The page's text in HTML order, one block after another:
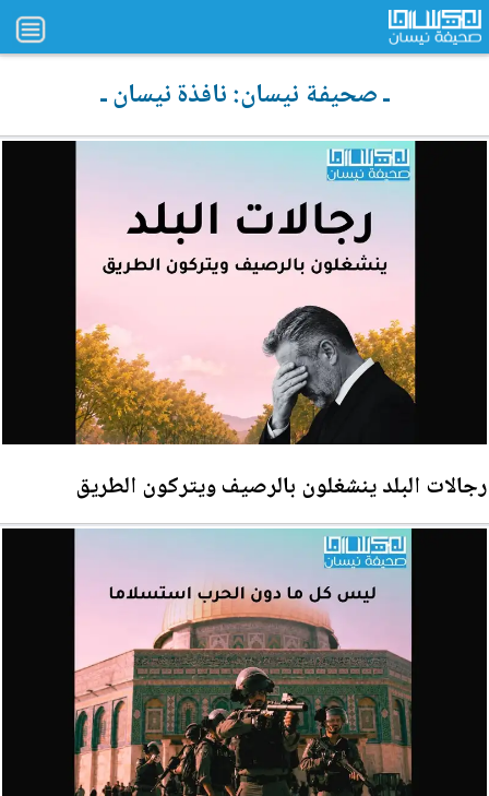
ـ صحيفة نيسان: نافذة نيسان ـ
رجالات البلد ينشغلون بالرصيف ويتركون الطريق